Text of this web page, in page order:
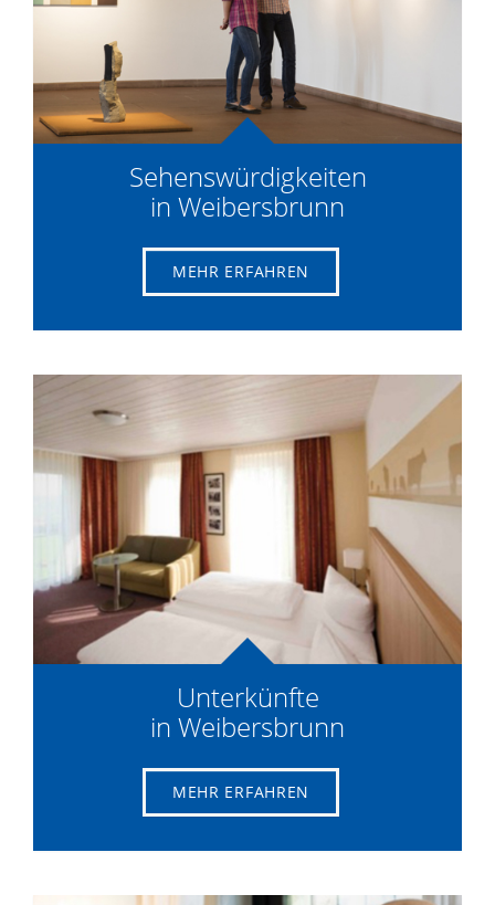
Sehenswürdigkeiten
in Weibersbrunn
MEHR ERFAHREN
Unterkünfte
in Weibersbrunn
MEHR ERFAHREN